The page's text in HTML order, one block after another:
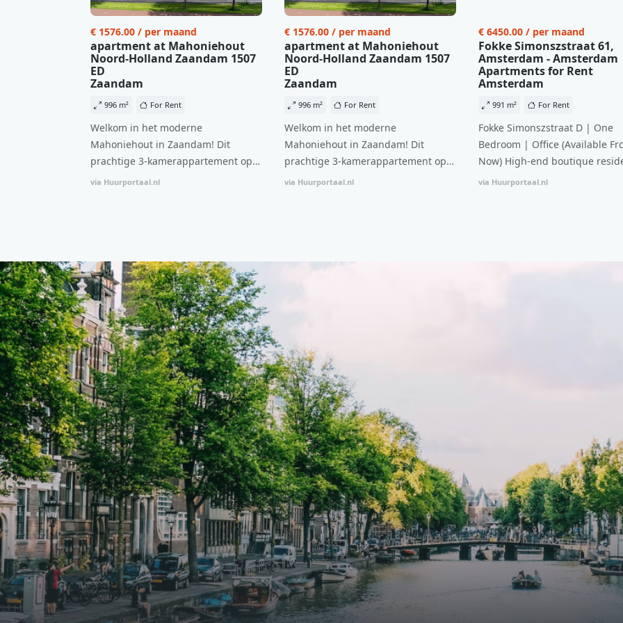
€ 1576.00 / per maand
apartment at Mahoniehout
Noord-Holland Zaandam 1507
ED
Zaandam
996 m² For Rent
Welkom in het moderne
Mahoniehout in Zaandam! Dit
prachtige 3-kamerappartement op
de 6e verdieping biedt een ideale
van €107,50 per maand is dit een
geweldige kans voor professionals
die op zoek zijn naar een woning die
direct beschikbaar is vanaf 1 april
2026. Bij binnenkomst word je
verwelkomd in een ruime
woonkamer met open keuken,
samen goed voor 44 m² aan
leefruimte. De lichte woonkamer
biedt genoeg ruimte voor een
gezellige zithoek én een stijlvolle
eethoek. De keuken is van alle
gemakken voorzien, perfect voor het
bereiden van heerlijke maaltijden.
Vanuit de woonkamer stap je zo het
balkon op, waar je kunt genieten
van een prachtig uitzicht en een
moment van rust. De woning
beschikt over twee comfortabele
slaapkamers van respectievelijk 12,1
m² en 8 m². Beide kamers bieden tal
van mogelijkheden, zoals een fijne
via Huurportaal.nl
€ 1576.00 / per maand
apartment at Mahoniehout
Noord-Holland Zaandam 1507
ED
Zaandam
996 m² For Rent
Welkom in het moderne
Mahoniehout in Zaandam! Dit
prachtige 3-kamerappartement op
de 6e verdieping biedt een ideale
van €107,50 per maand is dit een
woonkamer met open keuken,
samen goed voor 44 m² aan
leefruimte. De lichte woonkamer
biedt genoeg ruimte voor een
gezellige zithoek én een stijlvolle
eethoek. De keuken is van alle
gemakken voorzien, perfect voor het
bereiden van heerlijke maaltijden.
Vanuit de woonkamer stap je zo het
balkon op, waar je kunt genieten
van een prachtig uitzicht en een
moment van rust. De woning
beschikt over twee comfortabele
slaapkamers van respectievelijk 12,1
m² en 8 m². Beide kamers bieden tal
van mogelijkheden, zoals een fijne
via Huurportaal.nl
€ 6450.00 / per maand
Fokke Simonszstraat 61,
Amsterdam - Amsterdam
Apartments for Rent
Amsterdam
991 m² For Rent
Fokke Simonszstraat D | One
Bedroom | Office (Available
Now) High-end boutique
complex in De Pijp feautring an
storage and secure bicycle
with an elegant lobby with an
elevator and green communal
spaces.The building
solar panels to generate
supply. The windows have
control glazing, and the
have climate control driven by
thermal energy storage
Underfloor heating and
via Huurportaal.nl